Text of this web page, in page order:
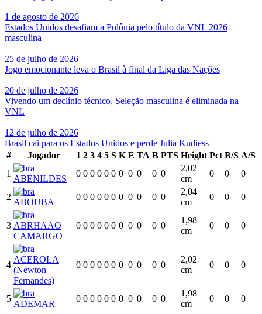
1 de agosto de 2026
Estados Unidos desafiam a Polônia pelo título da VNL 2026
masculina
25 de julho de 2026
Jogo emocionante leva o Brasil à final da Liga das Nações
20 de julho de 2026
Vivendo um declínio técnico, Seleção masculina é eliminada na
VNL
12 de julho de 2026
Brasil cai para os Estados Unidos e perde Julia Kudiess
#
Jogador 1 2 3 4 5 S K E TA B PTS Height Pct B/S A/S
1
ABENILDES
0 0 0 0 0 0 0 0 0 0 0
2,02
cm
0 0 0
2
ABOUBA
0 0 0 0 0 0 0 0 0 0 0
2,04
cm
0 0 0
3 ABRHAAO
CAMARGO
0 0 0 0 0 0 0 0 0 0 0
1,98
cm
0 0 0
4
ACEROLA
(Newton
Fernandes)
0 0 0 0 0 0 0 0 0 0 0
2,02
cm
0 0 0
5
ADEMAR
0 0 0 0 0 0 0 0 0 0 0
1,98
cm
0 0 0